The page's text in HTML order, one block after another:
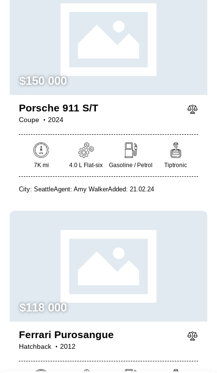
$150 000
Porsche 911 S/T
Coupe 2024
7K mi 4.0 L Flat-six Gasoline / Petrol Tiptronic
City: SeattleAgent: Amy WalkerAdded: 21.02.24
$118 000
Ferrari Purosangue
Hatchback 2012